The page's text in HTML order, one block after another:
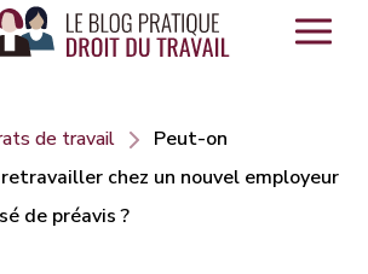
cookies
de travail
Peut-on
chez un nouvel employeur
de préavis ?